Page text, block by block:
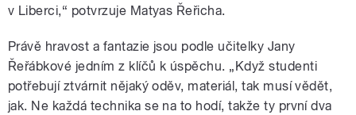
v Liberci,“ potvrzuje Matyas Řeřicha.
Právě hravost a fantazie jsou podle učitelky Jany
Řeřábkové jedním z klíčů k úspěchu. „Když studenti
potřebují ztvárnit nějaký oděv, materiál, tak musí vědět,
jak. Ne každá technika se na to hodí, takže ty první dva